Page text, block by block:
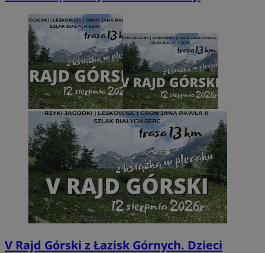
V Rajd Górski z Łazisk Górnych. Dzieci